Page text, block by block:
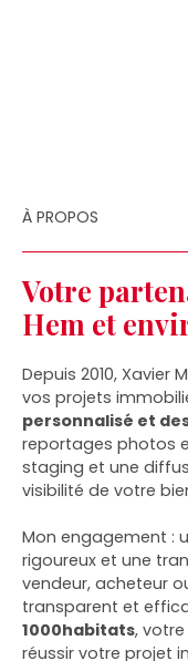
À PROPOS
Votre
Hem et
Depuis 2010, Xavier
vos projets
personnalisé et
reportages photos
staging et une
visibilité de votre
Mon engagement :
rigoureux et une
vendeur, acheteur
transparent et
1000habitats,
réussir votre projet